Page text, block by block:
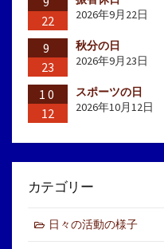
22
2026年9月22日
9
23
秋分の日
2026年9月23日
10
12
スポーツの日
2026年10月12日
カテゴリー
日々の活動の様子